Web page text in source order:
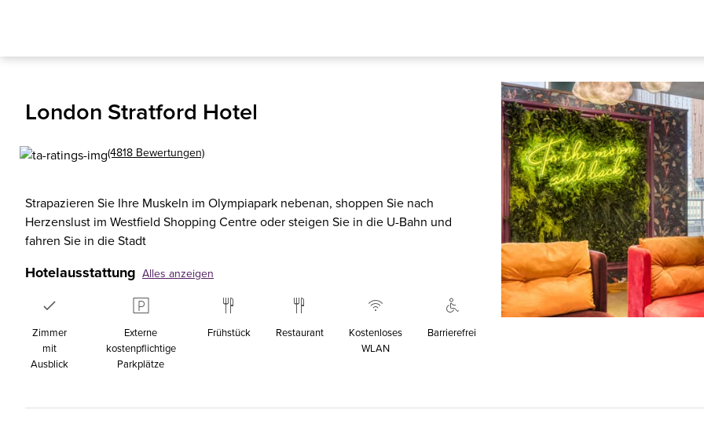
London Stratford Hotel
(4818 Bewertungen)
Strapazieren Sie Ihre Muskeln im Olympiapark nebenan, shoppen Sie nach
Herzenslust im Westfield Shopping Centre oder steigen Sie in die U-Bahn und
fahren Sie in die Stadt
Hotelausstattung Alles anzeigen
Zimmer
mit
Ausblick
Externe
kostenpflichtige
Parkplätze
Frühstück Restaurant
Kostenloses
WLAN
Barrierefrei